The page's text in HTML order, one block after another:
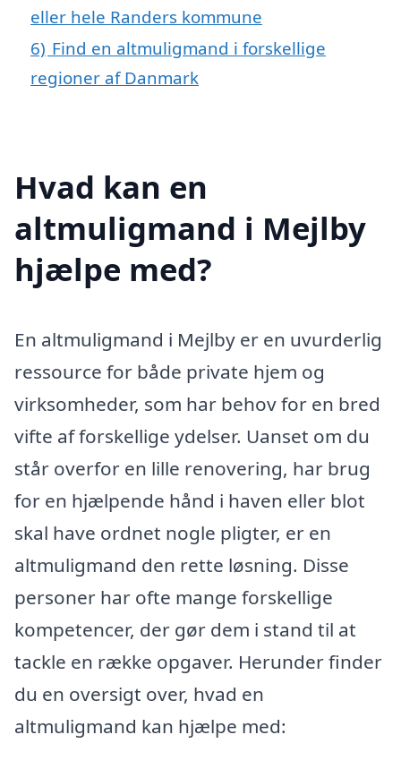
eller hele Randers kommune
6) Find en altmuligmand i forskellige
regioner af Danmark
Hvad kan en
altmuligmand i Mejlby
hjælpe med?
En altmuligmand i Mejlby er en uvurderlig
ressource for både private hjem og
virksomheder, som har behov for en bred
vifte af forskellige ydelser. Uanset om du
står overfor en lille renovering, har brug
for en hjælpende hånd i haven eller blot
skal have ordnet nogle pligter, er en
altmuligmand den rette løsning. Disse
personer har ofte mange forskellige
kompetencer, der gør dem i stand til at
tackle en række opgaver. Herunder finder
du en oversigt over, hvad en
altmuligmand kan hjælpe med: